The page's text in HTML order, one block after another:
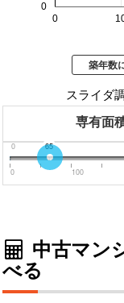
0
0
築年数
スライダ
専有面
0 65
0 100
中古マン
べる